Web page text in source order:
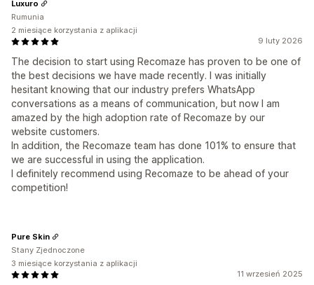
9 luty 2026
The decision to start using Recomaze has proven to be one of
the best decisions we have made recently. I was initially
hesitant knowing that our industry prefers WhatsApp
conversations as a means of communication, but now I am
amazed by the high adoption rate of Recomaze by our
website customers.
In addition, the Recomaze team has done 101% to ensure that
we are successful in using the application.
I definitely recommend using Recomaze to be ahead of your
competition!
Luxuro
Rumunia
2 miesiące korzystania z aplikacji
11 wrzesień 2025
Pure Skin
Stany Zjednoczone
3 miesiące korzystania z aplikacji